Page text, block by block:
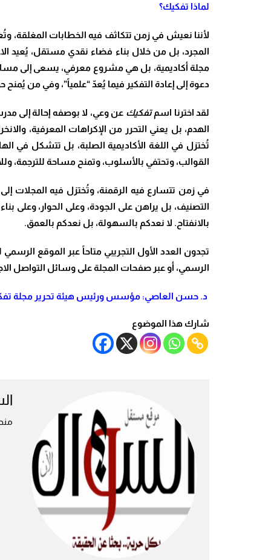
لماذا تفكيك؟
لأننا نعيش في زمن تتكاثف فيه الخطابات المغلقة،
المجرد، بل من خلال بناء فضاء نقدي مستقل، يُعيد
مجلة أكاديمية، بل هي مشروع معرفي، يسعى إلى مساءلة
دعوة إلى إعادة التفكير فيما يُعدّ “علمياً”، وفي من
لقد اخترنا اسمتفكيك عن وعي، لا بوصفه إحالة إلى
الهدم، بل يعني التحرر من الإكراهات المعرفية،
تُختزل في اللغة الأكاديمية الصلبة، بل تتشكل في
القوالب، وتحتفي بالأسلوب، وتمنح مساحة للترجمة،
في زمن تتسارع فيه الرقمنة، وتُختزل فيه المجلات
التصنيف، بل يراهن على الجودة، وعلى الحوار، وعلى
بالانفتاح. لا نعدكم بالسهولة، بل نعدكم بالعمق.
تجدون العدد الأول التجريبي متاحاً عبر الموقع
الرسمي، أو عبر صفحات المجلة على وسائل التواصل
د. حسن العاصي: مؤسس ورئيس هيئة تحرير مجلة
شارك هذا الموضوع